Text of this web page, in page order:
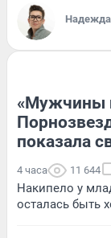
Надежда
«Мужчины
показала
4 часа 11 644
Накипело у
осталась быть